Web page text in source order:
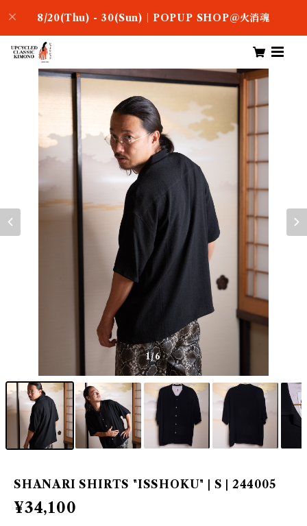
8/20(Thu) - 30(Sun)｜POPUP SHOP＠火消魂
1/6
SHANARI SHIRTS "ISSHOKU" | S | 244005
¥34,100